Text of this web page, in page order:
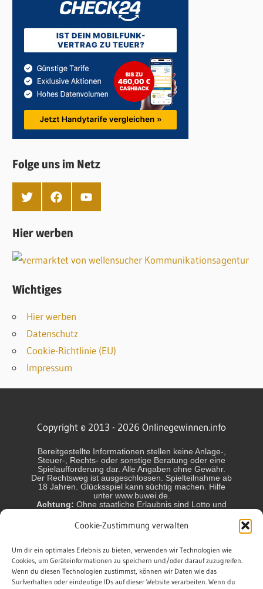
Cookie-Zustimmung verwalten
Um dir ein optimales Erlebnis zu bieten, verwenden wir Technologien wie
Cookies, um Geräteinformationen zu speichern und/oder darauf zuzugreifen.
Wenn du diesen Technologien zustimmst, können wir Daten wie das
Surfverhalten oder eindeutige IDs auf dieser Website verarbeiten. Wenn du
Folge uns im Netz
T
w
t
t
r
F
a
e
b
o
k
Y
e
Hier werben
Wichtiges
Hier werben
Datenschutz
Cookie-Richtlinie (EU)
Impressum
Copyright © 2013 - 2026 Onlinegewinnen.info
Bereitgestellte Informationen stellen keine Anlage-,
Steuer-, Rechts- oder sonstige Beratung oder eine
Spielaufforderung dar. Alle Angaben ohne Gewähr.
Der Rechtsweg ist ausgeschlossen. Spielteilnahme ab
18 Jahren. Glücksspiel kann süchtig machen. Hilfe
unter www.buwei.de.
Achtung: Ohne staatliche Erlaubnis sind Lotto und
Ländern nicht erlaubt und können strafbar sein! Jeder
Spieler handelt in eigener Verantwortung. Wir sind
Die Gewinnchancen sind variabel. Chance auf
Höchstgewinn ca.: Lotto 6aus49 1:140 Mio.,
EuroMillions 1:140 Mio., EuroJackpot 1:140 Mio.,
GlücksSpirale 1:10 Mio., Keno 1:2,1 Mio., Spiel 77
1:10Mio., Super 6 1:1 Mio., Powerball 1:292 Mio.,